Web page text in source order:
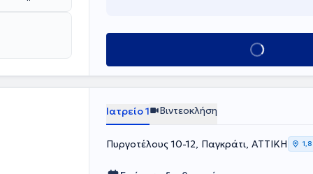
της
και
στο
Κλείσε ραντεβού
Ιατρείο 1 Βιντεοκλήση
Πυργοτέλους 10-12, Παγκράτι, ΑΤΤΙΚΗ